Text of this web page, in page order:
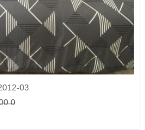
vào giỏ hàng
03